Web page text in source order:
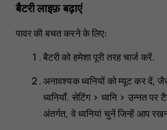
बैटरी लाइफ़ बढ़ाएं
पावर की बचत करने के लिए:
बैटरी को हमेशा पूरी तरह चार्ज करें.
अनावश्यक ध्वनियों को म्यूट कर दें,
ध्वनियाँ. सेटिंग> ध्वनि > उन्नतपर
अंतर्गत, वे ध्वनियां चुनें जिन्हें आप